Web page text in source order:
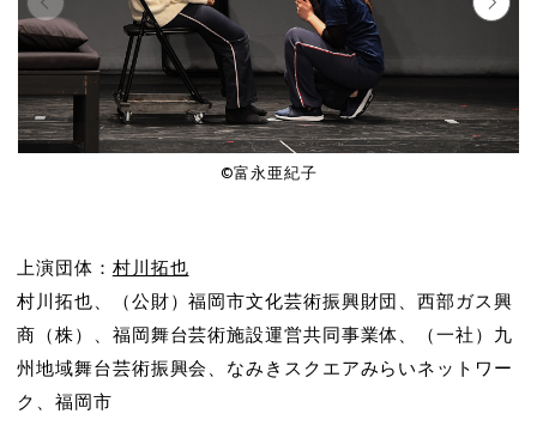
©︎富永亜紀子
上演団体： 村川拓也
村川拓也、（公財）福岡市文化芸術振興財団、西部ガス興
商（株）、福岡舞台芸術施設運営共同事業体、（一社）九
州地域舞台芸術振興会、なみきスクエアみらいネットワー
ク、福岡市